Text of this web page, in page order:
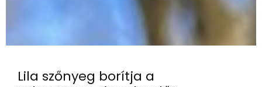
Lila szőnyeg borítja a